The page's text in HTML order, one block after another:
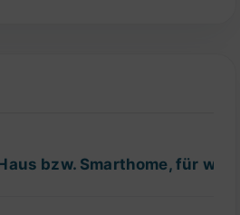
bzw. Smarthome, für